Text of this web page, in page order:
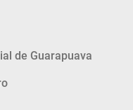
de Guarapuava